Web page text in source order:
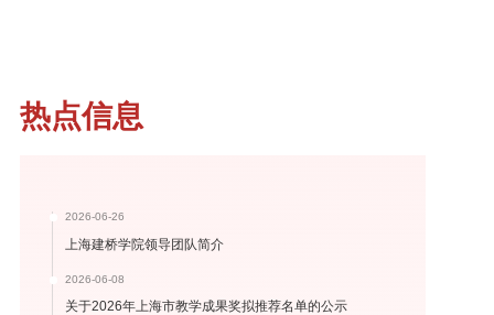
热点信息
2026-06-26
上海建桥学院领导团队简介
2026-06-08
关于2026年上海市教学成果奖拟推荐名单的公示